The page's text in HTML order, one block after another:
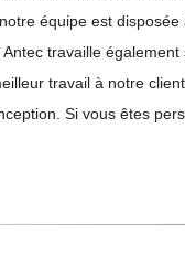
équipe est
travaille
travail à notre
Si vous êtes